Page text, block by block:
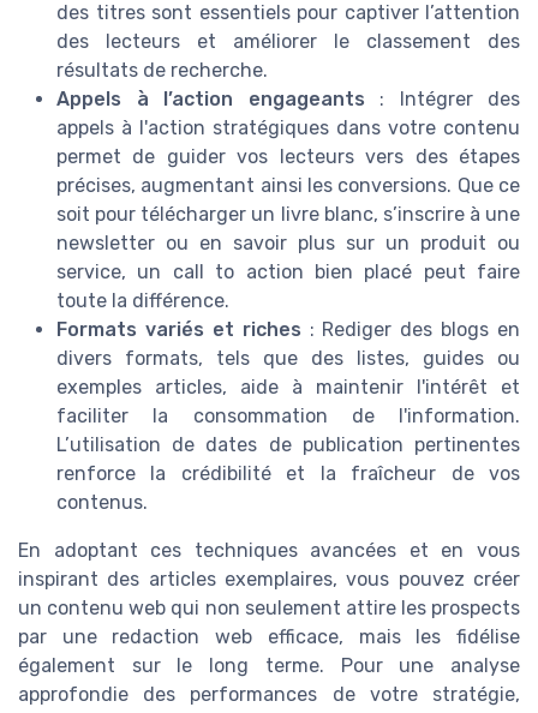
des titres sont essentiels pour captiver l’attention
des lecteurs et améliorer le classement des
résultats de recherche.
Appels à l’action engageants : Intégrer des
appels à l'action stratégiques dans votre contenu
permet de guider vos lecteurs vers des étapes
précises, augmentant ainsi les conversions. Que ce
soit pour télécharger un livre blanc, s’inscrire à une
newsletter ou en savoir plus sur un produit ou
service, un call to action bien placé peut faire
toute la différence.
Formats variés et riches : Rediger des blogs en
divers formats, tels que des listes, guides ou
exemples articles, aide à maintenir l'intérêt et
faciliter la consommation de l'information.
L’utilisation de dates de publication pertinentes
renforce la crédibilité et la fraîcheur de vos
contenus.
En adoptant ces techniques avancées et en vous
inspirant des articles exemplaires, vous pouvez créer
un contenu web qui non seulement attire les prospects
par une redaction web efficace, mais les fidélise
également sur le long terme. Pour une analyse
approfondie des performances de votre stratégie,